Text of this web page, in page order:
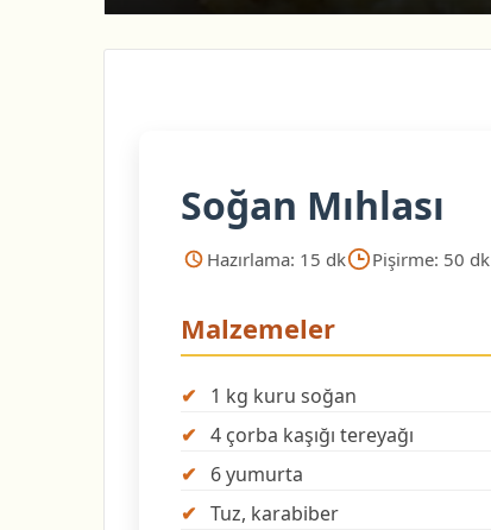
Soğan Mıhlası
Hazırlama: 15 dk Pişirme: 50 dk
Malzemeler
1 kg kuru soğan
4 çorba kaşığı tereyağı
6 yumurta
Tuz, karabiber